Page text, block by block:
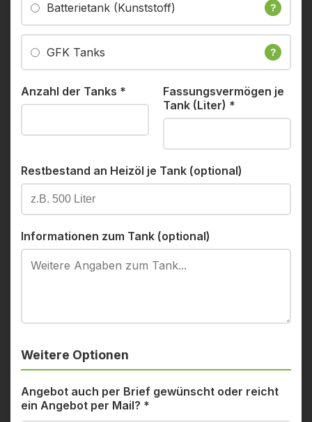
Batterietank (Kunststoff) ?
GFK Tanks ?
Anzahl der Tanks *
Fassungsvermögen je
Tank (Liter) *
Restbestand an Heizöl je Tank (optional)
Informationen zum Tank (optional)
Weitere Optionen
Angebot auch per Brief gewünscht oder reicht
ein Angebot per Mail? *